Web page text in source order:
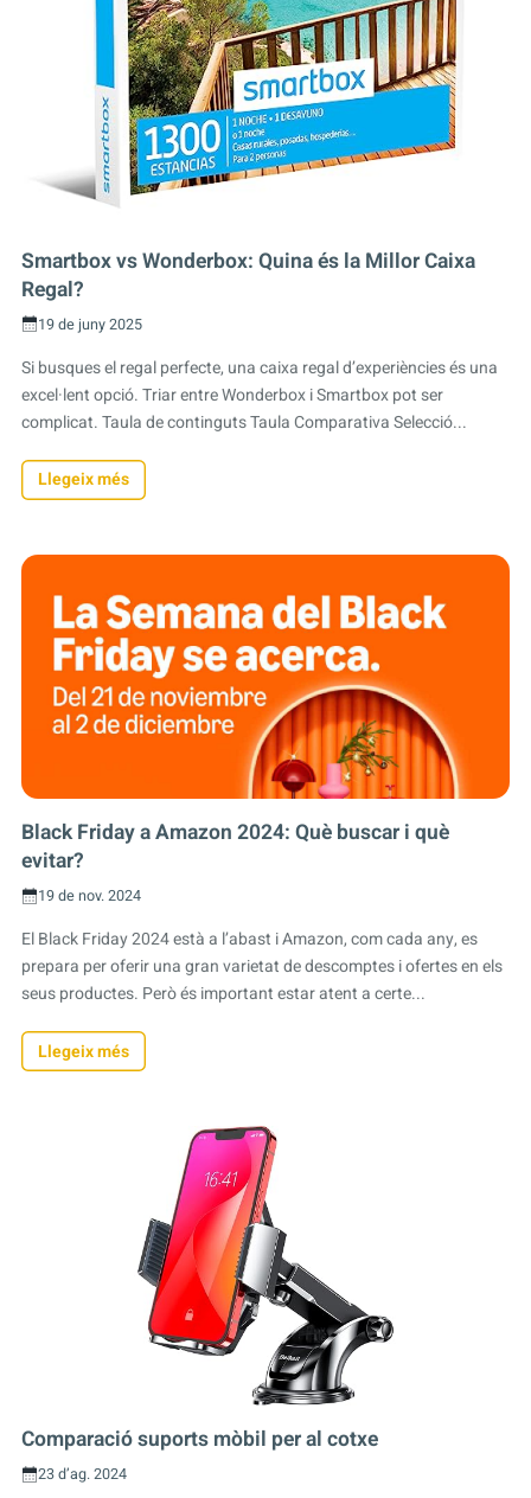
Smartbox vs Wonderbox: Quina és la Millor Caixa
Regal?
19 de juny 2025
Si busques el regal perfecte, una caixa regal d’experiències és una
excel·lent opció. Triar entre Wonderbox i Smartbox pot ser
complicat. Taula de continguts Taula Comparativa Selecció...
Llegeix més
Black Friday a Amazon 2024: Què buscar i què
evitar?
19 de nov. 2024
El Black Friday 2024 està a l’abast i Amazon, com cada any, es
prepara per oferir una gran varietat de descomptes i ofertes en els
seus productes. Però és important estar atent a certe...
Llegeix més
Comparació suports mòbil per al cotxe
23 d’ag. 2024